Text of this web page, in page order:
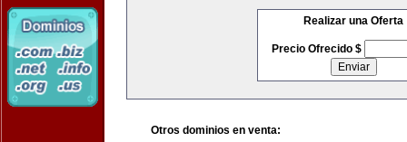
Realizar una Oferta
Precio Ofrecido $
Otros dominios en venta: